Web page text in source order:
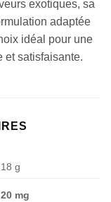
exotiques, sa
adaptée
idéal pour une
et satisfaisante.
18 g
20 mg